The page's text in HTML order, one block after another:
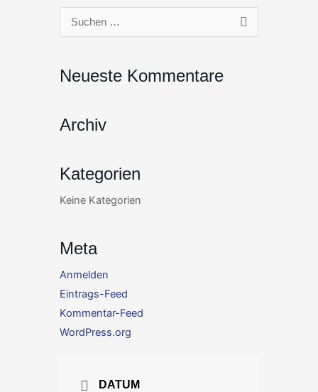
Suchen
Neueste Kommentare
Archiv
Kategorien
Keine Kategorien
Meta
Anmelden
Eintrags-Feed
Kommentar-Feed
WordPress.org
DATUM